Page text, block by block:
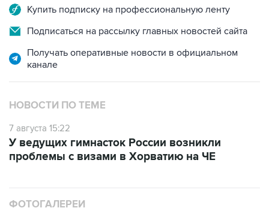
Купить подписку на профессиональную ленту
Подписаться на рассылку главных новостей сайта
Получать оперативные новости в официальном
канале
НОВОСТИ ПО ТЕМЕ
7 августа 15:22
У ведущих гимнасток России возникли
проблемы с визами в Хорватию на ЧЕ
ФОТОГАЛЕРЕИ